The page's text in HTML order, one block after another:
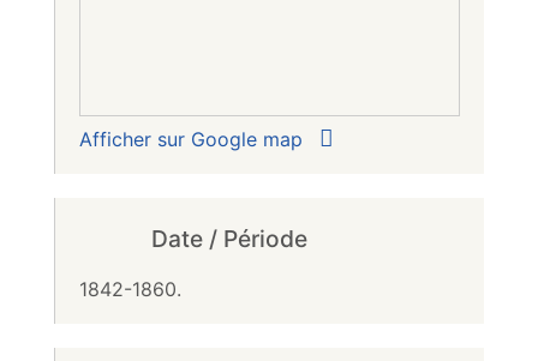
Afficher sur Google map
Date / Période
1842-1860.